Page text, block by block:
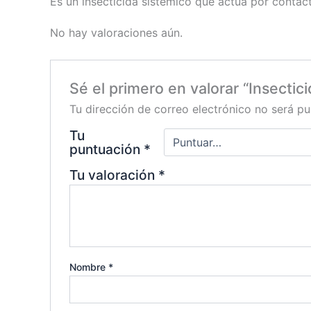
No hay valoraciones aún.
Sé el primero en valorar
Tu dirección de correo electrónico no será
Tu
puntuación *
Tu valoración *
Nombre *